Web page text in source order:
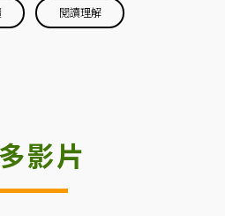
閱讀理解
影片